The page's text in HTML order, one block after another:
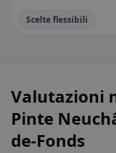
Scelte flessibili
Valutazioni
Pinte
de-Fonds